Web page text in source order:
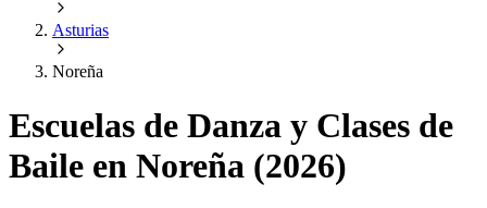
Asturias
Noreña
Escuelas de Danza y Clases de
Baile en Noreña (2026)